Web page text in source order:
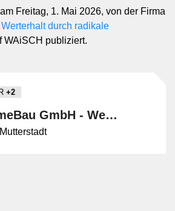
Freitag, 1. Mai 2026, von der Firma
durch radikale
WAiSCH publiziert.
+2
TräumeBau GmbH - Werterhalt durch radikale Ursachenlösung.